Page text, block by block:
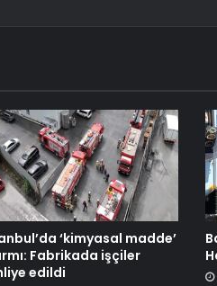
‘kimyasal madde’
Fabrikada işçiler
edildi